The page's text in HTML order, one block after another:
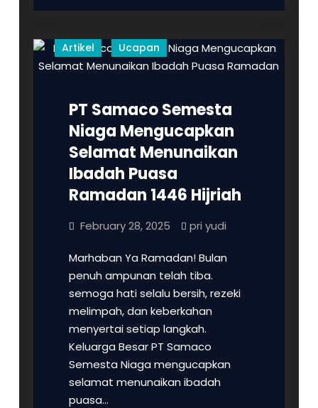
Mengucapkan
Selamat
Memperingati
Kebangkitan
Nasional
Tanggal
20
2025
Artikel Ucapan
PT Samaco Semesta
Niaga Mengucapkan
Selamat Menunaikan
Ibadah Puasa
Ramadan 1446 Hijriah
February 28, 2025 pri yudi
Marhaban Ya Ramadan! Bulan
penuh ampunan telah tiba.
semoga hati selalu bersih, rezeki
melimpah, dan keberkahan
menyertai setiap langkah.
Keluarga Besar PT Samaco
Semesta Niaga mengucapkan
selamat menunaikan ibadah
puasa…